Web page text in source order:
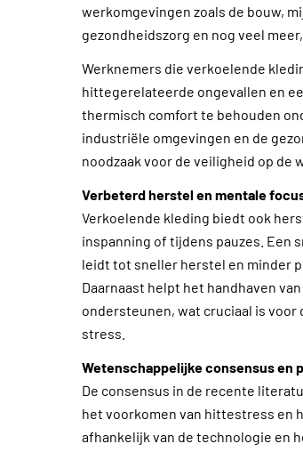
werkomgevingen zoals de bouw,
gezondheidszorg en nog veel
Werknemers die verkoelende
hittegerelateerde ongevallen en
thermisch comfort te behouden
industriële omgevingen en de
noodzaak voor de veiligheid op de
Verbeterd herstel en mentale
Verkoelende kleding biedt ook
inspanning of tijdens pauzes. Een
leidt tot sneller herstel en minder
Daarnaast helpt het handhaven
ondersteunen, wat cruciaal is
stress.
Wetenschappelijke consensus en
De consensus in de recente
het voorkomen van hittestress en
afhankelijk van de technologie en